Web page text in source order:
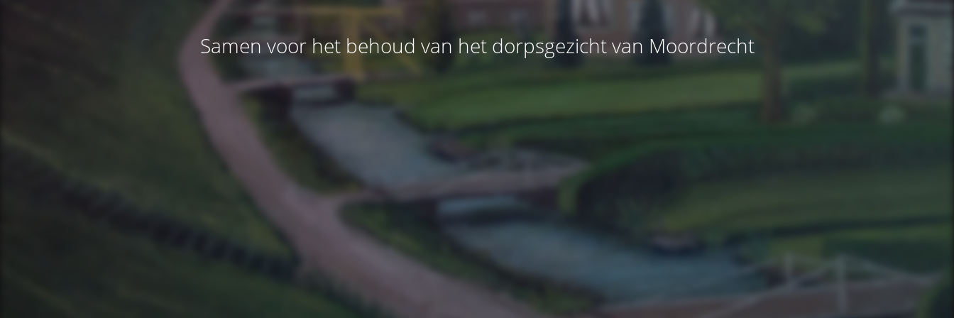
Samen voor het behoud van het dorpsgezicht van Moordrecht